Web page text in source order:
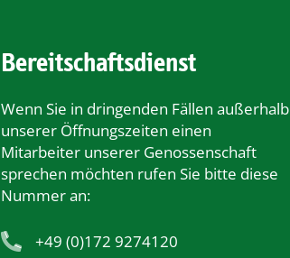
Bereitschaftsdienst
Wenn Sie in dringenden Fällen außerhalb
unserer Öﬀnungszeiten einen
Mitarbeiter unserer Genossenschaft
sprechen möchten rufen Sie bitte diese
Nummer an:
+49 (0)172 9274120